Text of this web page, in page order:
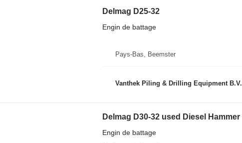
Delmag D25-32
Engin de battage
Pays-Bas, Beemster
Vanthek Piling & Drilling Equipment B.V.
Delmag D30-32 used Diesel Hammer
Engin de battage